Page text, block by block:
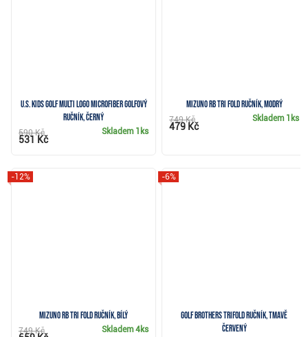
U.S. Kids Golf Multi Logo Microfiber golfový
ručník, černý
Skladem 1ks
590 Kč
531 Kč
Mizuno RB Tri Fold ručník, modrý
Skladem 1ks
749 Kč
479 Kč
Mizuno RB Tri Fold ručník, bílý
-12%
Skladem4ks
749 Kč
Golf Brothers Trifold ručník, tmavě
červený
-6%